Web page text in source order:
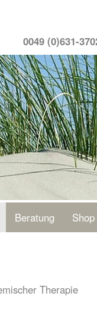
0049 (0)631-
Beratung Shop
Therapie